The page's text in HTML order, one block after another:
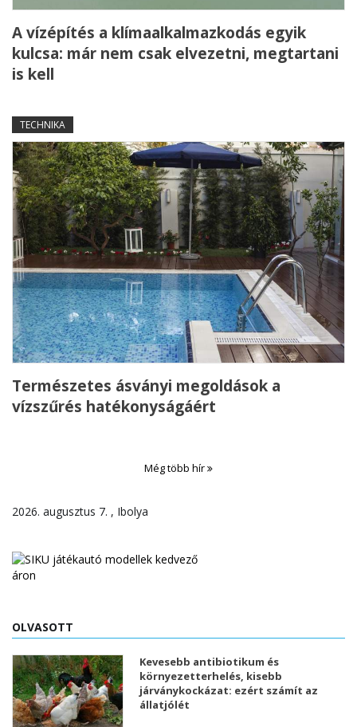
A vízépítés a klímaalkalmazkodás egyik
kulcsa: már nem csak elvezetni, megtartani
is kell
TECHNIKA
Természetes ásványi megoldások a
vízszűrés hatékonyságáért
Még több hír
2026. augusztus 7. , Ibolya
OLVASOTT
Kevesebb antibiotikum és
környezetterhelés, kisebb
járványkockázat: ezért számít az
állatjólét